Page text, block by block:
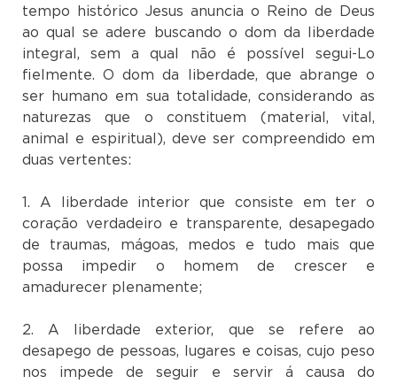
tempo histórico Jesus anuncia o Reino de Deus
ao qual se adere buscando o dom da liberdade
integral, sem a qual não é possível segui-Lo
fielmente. O dom da liberdade, que abrange o
ser humano em sua totalidade, considerando as
naturezas que o constituem (material, vital,
animal e espiritual), deve ser compreendido em
duas vertentes:
1. A liberdade interior que consiste em ter o
coração verdadeiro e transparente, desapegado
de traumas, mágoas, medos e tudo mais que
possa impedir o homem de crescer e
amadurecer plenamente;
2. A liberdade exterior, que se refere ao
desapego de pessoas, lugares e coisas, cujo peso
nos impede de seguir e servir á causa do